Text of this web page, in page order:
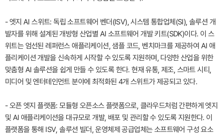
- 엣지 AI 스위트: 독립 소프트웨어 벤더(ISV), 시스템 통합업체(SI), 솔루션 개
발자를 위해 설계된 개방형 산업별 AI 소프트웨어 개발 키트(SDK)이다. 이 스
위트는 엄선된 레퍼런스 애플리케이션, 샘플 코드, 벤치마크를 제공하여 AI 애
플리케이션 개발을 신속하게 시작할 수 있도록 지원하며, 다양한 산업을 위한
맞춤형 AI 솔루션을 쉽게 만들 수 있도록 한다. 현재 유통, 제조, 스마트 시티,
미디어 및 엔터테인먼트 분야에 최적화된 4개 스위트가 제공되고 있다.
- 오픈 엣지 플랫폼: 모듈형 오픈소스 플랫폼으로, 클라우드처럼 간편하게 엣지
및 AI 애플리케이션을 대규모로 개발, 배포 및 관리할 수 있도록 지원한다. 이
플랫폼을 통해 ISV, 솔루션 빌더, 운영체제 공급업체는 소프트웨어 구성 요소